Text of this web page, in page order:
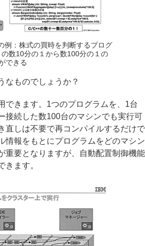
例：株式の買時を判断するプログ
数10分の１から数100分の１の
できる
ものでしょうか？
きます。1つのプログラムを、1台
接続した数100台のマシンでも実行可
直しは不要で再コンパイルするだけで
情報をもとにプログラムをどのマシン
重要となりますが、自動配置制御機能
きます。